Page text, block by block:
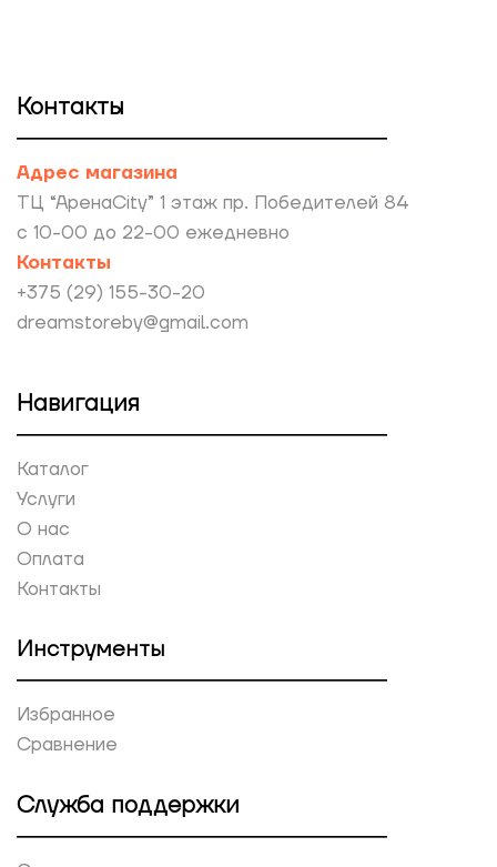
Контакты
Адрес магазина
ТЦ “АренаCity” 1 этаж пр. Победителей 84
с 10-00 до 22-00 ежедневно
Контакты
+375 (29) 155-30-20
dreamstoreby@gmail.com
Навигация
Каталог
Услуги
О нас
Оплата
Контакты
Инструменты
Избранное
Сравнение
Служба поддержки